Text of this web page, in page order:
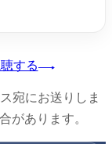
する
宛にお送りしま
があります。